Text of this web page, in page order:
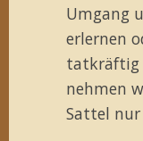
Umgang
erlernen
tatkräftig
nehmen
Sattel